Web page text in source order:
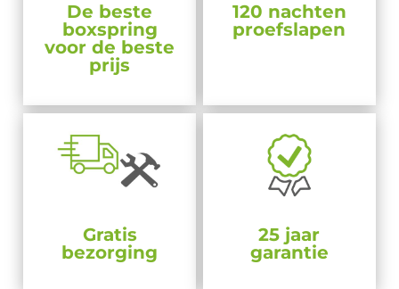
De beste
boxspring
voor de beste
prijs
120 nachten
proefslapen
Gratis
bezorging
25 jaar
garantie